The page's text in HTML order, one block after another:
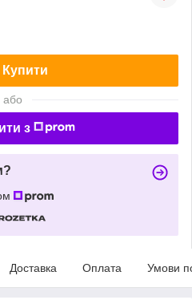
Купити
або
з
Доставка Оплата Умови